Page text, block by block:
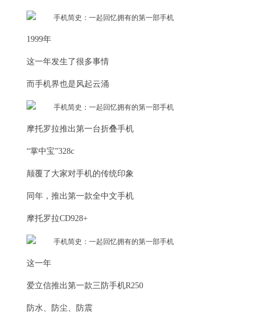
1999年
这一年发生了很多事情
而手机界也是风起云涌
摩托罗拉推出第一台折叠手机
“掌中宝”328c
颠覆了大家对手机的传统印象
同年，推出第一款全中文手机
摩托罗拉CD928+
这一年
爱立信推出第一款三防手机R250
防水、防尘、防震